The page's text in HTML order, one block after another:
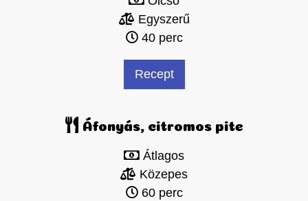
Egyszerű
40 perc
Recept
Áfonyás, citromos pite
Átlagos
Közepes
60 perc